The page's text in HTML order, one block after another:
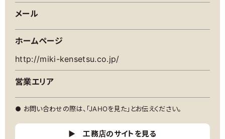
メール
ホームページ
http://miki-kensetsu.co.jp/
営業エリア
● お問い合わせの際は、「JAHOを見た」とお伝えください。
工務店のサイトを見る